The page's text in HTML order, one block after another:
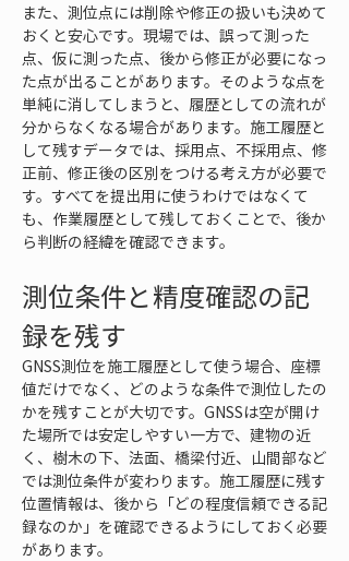
また、測位点には削除や修正の扱いも決めて
おくと安心です。現場では、誤って測った
点、仮に測った点、後から修正が必要になっ
た点が出ることがあります。そのような点を
単純に消してしまうと、履歴としての流れが
分からなくなる場合があります。施工履歴と
して残すデータでは、採用点、不採用点、修
正前、修正後の区別をつける考え方が必要で
す。すべてを提出用に使うわけではなくて
も、作業履歴として残しておくことで、後か
ら判断の経緯を確認できます。
測位条件と精度確認の記
録を残す
GNSS測位を施工履歴として使う場合、座標
値だけでなく、どのような条件で測位したの
かを残すことが大切です。GNSSは空が開け
た場所では安定しやすい一方で、建物の近
く、樹木の下、法面、橋梁付近、山間部など
では測位条件が変わります。施工履歴に残す
位置情報は、後から「どの程度信頼できる記
録なのか」を確認できるようにしておく必要
があります。